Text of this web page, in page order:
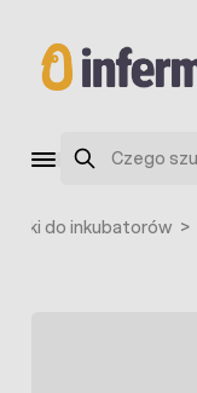
Szukaj
do inkubatorów >